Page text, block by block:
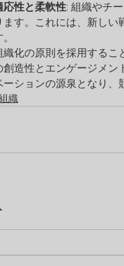
応性と柔軟性: 組織やチ
ます。これには、新し
織化の原則を採用する
創造性とエンゲージメン
ーションの源泉となり、
織